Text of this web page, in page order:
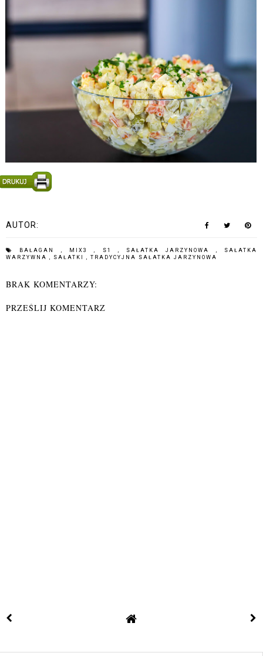
AUTOR:
BAŁAGAN MIX3 S1 SAŁATKA JARZYNOWA
SAŁATKA
WARZYWNA
SAŁATKI TRADYCYJNA SAŁATKA JARZYNOWA
BRAK KOMENTARZY:
PRZEŚLIJ KOMENTARZ